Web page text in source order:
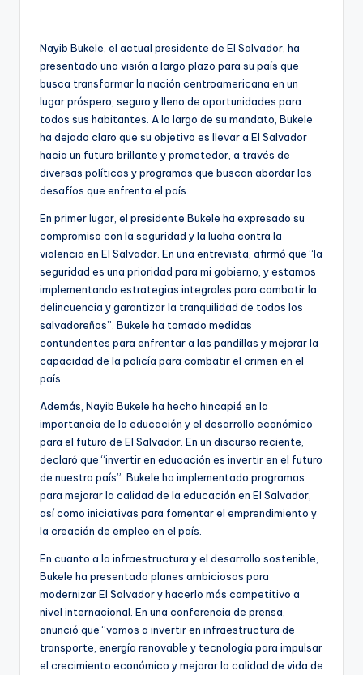
Nayib Bukele, el actual presidente de El Salvador, ha
presentado una visión a largo plazo para su país que
busca transformar la nación centroamericana en un
lugar próspero, seguro y lleno de oportunidades para
todos sus habitantes. A lo largo de su mandato, Bukele
ha dejado claro que su objetivo es llevar a El Salvador
hacia un futuro brillante y prometedor, a través de
diversas políticas y programas que buscan abordar los
desafíos que enfrenta el país.
En primer lugar, el presidente Bukele ha expresado su
compromiso con la seguridad y la lucha contra la
violencia en El Salvador. En una entrevista, afirmó que “la
seguridad es una prioridad para mi gobierno, y estamos
implementando estrategias integrales para combatir la
delincuencia y garantizar la tranquilidad de todos los
salvadoreños”. Bukele ha tomado medidas
contundentes para enfrentar a las pandillas y mejorar la
capacidad de la policía para combatir el crimen en el
país.
Además, Nayib Bukele ha hecho hincapié en la
importancia de la educación y el desarrollo económico
para el futuro de El Salvador. En un discurso reciente,
declaró que “invertir en educación es invertir en el futuro
de nuestro país”. Bukele ha implementado programas
para mejorar la calidad de la educación en El Salvador,
así como iniciativas para fomentar el emprendimiento y
la creación de empleo en el país.
En cuanto a la infraestructura y el desarrollo sostenible,
Bukele ha presentado planes ambiciosos para
modernizar El Salvador y hacerlo más competitivo a
nivel internacional. En una conferencia de prensa,
anunció que “vamos a invertir en infraestructura de
transporte, energía renovable y tecnología para impulsar
el crecimiento económico y mejorar la calidad de vida de